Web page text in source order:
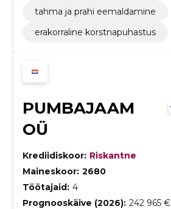
tahma ja prahi eemaldamine
erakorraline korstnapuhastus
PUMBAJAAM
OÜ
Krediidiskoor: Riskantne
Maineskoor: 2680
Töötajaid: 4
Prognooskäive (2026): 242 965 €